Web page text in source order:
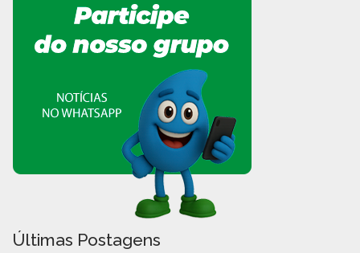
Últimas Postagens